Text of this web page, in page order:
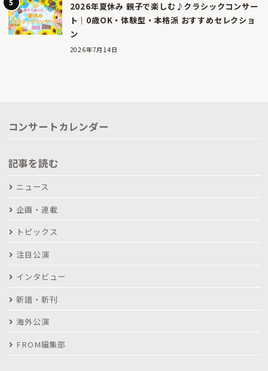
2026年夏休み 親子で楽しむ♪クラシックコンサー
ト｜0歳OK・体験型・本格派 おすすめセレクショ
ン
2026年7月14日
コンサートカレンダー
記事を読む
ニュース
企画・連載
トピックス
注目公演
インタビュー
新譜・新刊
海外公演
FROM編集部